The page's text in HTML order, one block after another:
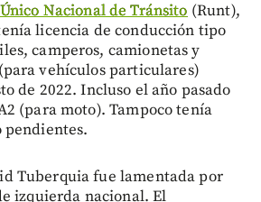
Nacional de Tránsito (Runt),
licencia de conducción tipo
camperos, camionetas y
vehículos particulares)
de 2022. Incluso el año pasado
(para moto). Tampoco tenía
Tuberquia fue lamentada por
izquierda nacional. El